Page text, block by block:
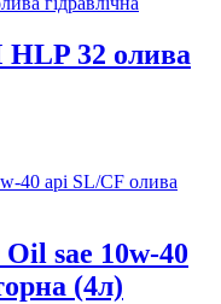
32 олива
sae 10w-40
(4л)